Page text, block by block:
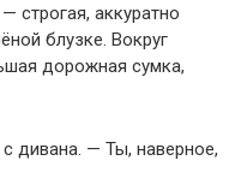
строгая, аккуратно
блузке. Вокруг
дорожная сумка,
дивана. — Ты, наверное,